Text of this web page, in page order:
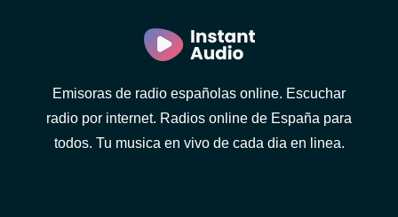
Emisoras de radio españolas online. Escuchar
radio por internet. Radios online de España para
todos. Tu musica en vivo de cada dia en linea.